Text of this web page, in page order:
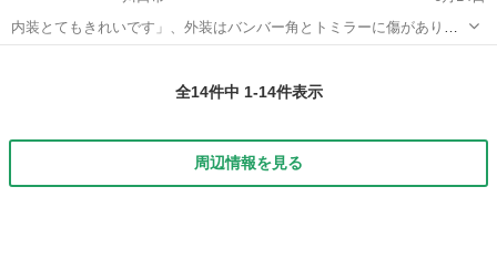
内装とてもきれいです」、外装はバンバー角とトミラーに傷がありま
す、、事故歴はありません、車検はありません。リサイクル料込みで
25万でも可能です。（関東地区で）、...
全14件中 1-14件表示
周辺情報を見る